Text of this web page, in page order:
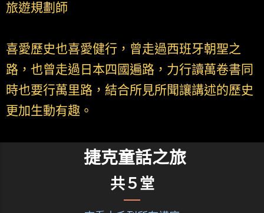
旅遊規劃師
喜愛歷史也喜愛健行，曾走過西班牙朝聖之
路，也曾走過日本四國遍路，力行讀萬卷書同
時也要行萬里路，結合所見所聞讓講述的歷史
更加生動有趣。
捷克童話之旅
共５堂